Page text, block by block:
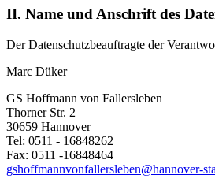
II. Name und Anschrift des
Der Datenschutzbeauftragte der
Marc Düker
GS Hoffmann von Fallersleben
Thorner Str. 2
30659 Hannover
Tel: 0511 - 16848262
Fax: 0511 -16848464
gshoffmannvonfallersleben@hannover-